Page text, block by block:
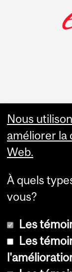
Nous
améliorer la
Web.
À quels
vous?
Les
Les